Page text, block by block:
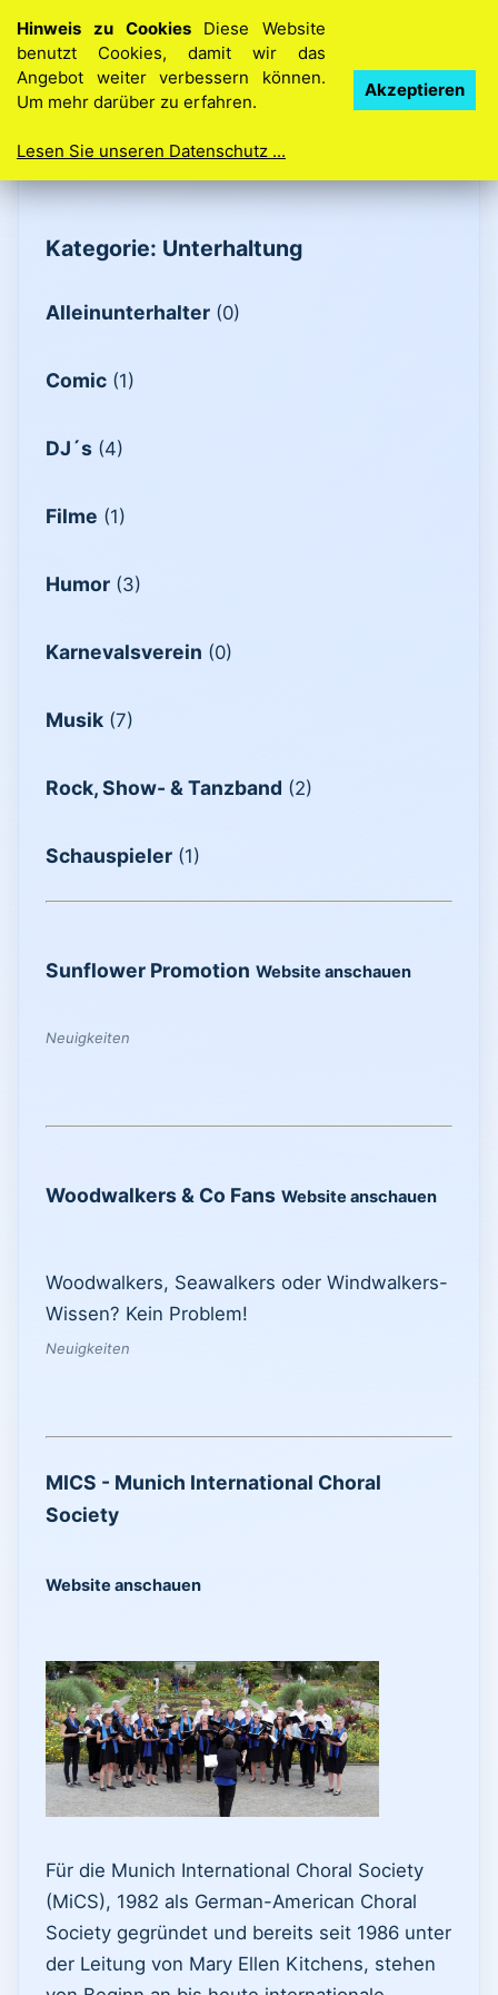
Ihre Idee. Ihre Homepage. So einfach geht’s
Kategorie: Unterhaltung
Alleinunterhalter (0)
Comic (1)
DJ´s (4)
Filme (1)
Humor (3)
Karnevalsverein (0)
Musik (7)
Rock, Show- & Tanzband (2)
Schauspieler (1)
Sunflower Promotion Website anschauen
Neuigkeiten
Woodwalkers & Co Fans Website anschauen
Woodwalkers, Seawalkers oder Windwalkers-
Wissen? Kein Problem!
Neuigkeiten
MICS - Munich International Choral
Society
Website anschauen
Für die Munich International Choral Society
(MiCS), 1982 als German-American Choral
Society gegründet und bereits seit 1986 unter
der Leitung von Mary Ellen Kitchens, stehen
Hinweis zu CookiesDiese Website
benutzt Cookies, damit wir das
Angebot weiter verbessern können.
Um mehr darüber zu erfahren.
Lesen Sie unseren Datenschutz ...
Akzeptieren